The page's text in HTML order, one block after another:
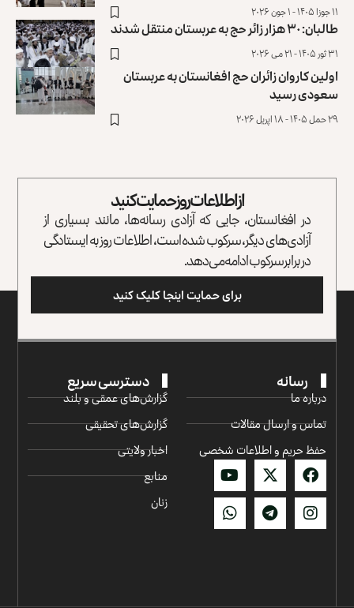
۱۱ جوزا ۱۴۰۵ - ۱ جون ۲۰۲۶
طالبان: ۳۰ هزار زائر حج به عربستان منتقل شدند
۳۱ ثور ۱۴۰۵ - ۲۱ می ۲۰۲۶
اولین کاروان زائران حج افغانستان به عربستان
سعودی رسید
۲۹ حمل ۱۴۰۵ - ۱۸ اپریل ۲۰۲۶
از اطلاعات روز حمایت کنید
در افغانستان، جایی که آزادی رسانه‌ها، مانند بسیاری از
آزادی‌های دیگر، سرکوب شده است، اطلاعات روز به ایستادگی
در برابر سرکوب ادامه می‌دهد.
برای حمایت اینجا کلیک کنید
رسانه
درباره ما
تماس و ارسال مقالات
حفظ حریم و اطلاعات شخصی
دسترسی سریع
گزارش‌‌های عمقی و بلند
گزارش‌های تحقیقی
اخبار ولایتی
منابع
زنان